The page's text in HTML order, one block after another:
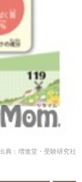
典：増進堂・受験研究社